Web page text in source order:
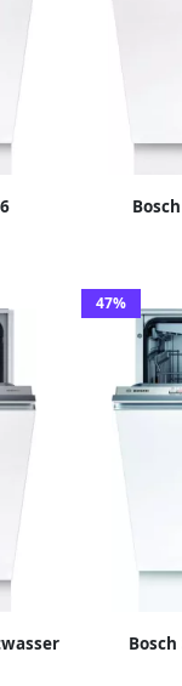
Zeer stil
een
47%
Bosch